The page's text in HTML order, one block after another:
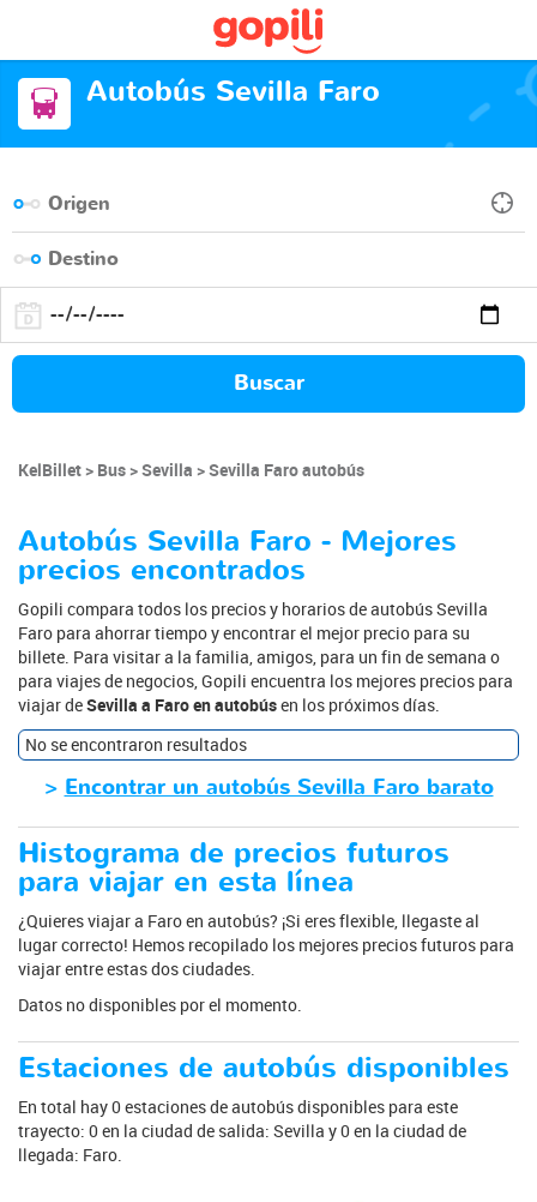
Autobús Sevilla Faro
Buscar
KelBillet Bus Sevilla Sevilla Faro autobús
Autobús Sevilla Faro - Mejores
precios encontrados
Gopili compara todos los precios y horarios de autobús Sevilla
Faro para ahorrar tiempo y encontrar el mejor precio para su
billete. Para visitar a la familia, amigos, para un fin de semana o
para viajes de negocios, Gopili encuentra los mejores precios para
viajar deSevilla a Faro en autobúsen los próximos días.
No se encontraron resultados
> Encontrar un autobús Sevilla Faro barato
Histograma de precios futuros
para viajar en esta línea
¿Quieres viajar a Faro en autobús? ¡Si eres flexible, llegaste al
lugar correcto! Hemos recopilado los mejores precios futuros para
viajar entre estas dos ciudades.
Datos no disponibles por el momento.
Estaciones de autobús disponibles
En total hay 0 estaciones de autobús disponibles para este
trayecto: 0 en la ciudad de salida: Sevilla y 0 en la ciudad de
llegada: Faro.